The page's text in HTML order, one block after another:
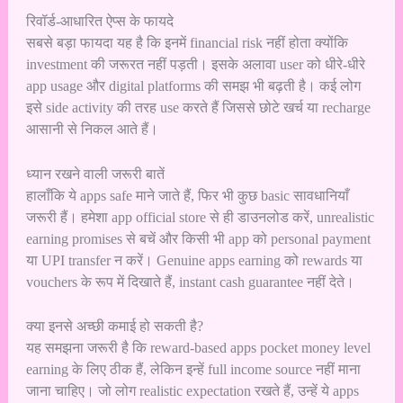
रिवॉर्ड-आधारित ऐप्स के फायदे
सबसे बड़ा फायदा यह है कि इनमें financial risk नहीं होता क्योंकि
investment की जरूरत नहीं पड़ती। इसके अलावा user को धीरे-धीरे
app usage और digital platforms की समझ भी बढ़ती है। कई लोग
इसे side activity की तरह use करते हैं जिससे छोटे खर्च या recharge
आसानी से निकल आते हैं।
ध्यान रखने वाली जरूरी बातें
हालाँकि ये apps safe माने जाते हैं, फिर भी कुछ basic सावधानियाँ
जरूरी हैं। हमेशा app official store से ही डाउनलोड करें, unrealistic
earning promises से बचें और किसी भी app को personal payment
या UPI transfer न करें। Genuine apps earning को rewards या
vouchers के रूप में दिखाते हैं, instant cash guarantee नहीं देते।
क्या इनसे अच्छी कमाई हो सकती है?
यह समझना जरूरी है कि reward-based apps pocket money level
earning के लिए ठीक हैं, लेकिन इन्हें full income source नहीं माना
जाना चाहिए। जो लोग realistic expectation रखते हैं, उन्हें ये apps